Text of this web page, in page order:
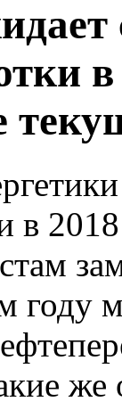
в
году
же